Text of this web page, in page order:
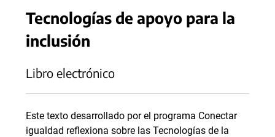
Tecnologías de apoyo para la
inclusión
Libro electrónico
Este texto desarrollado por el programa Conectar
igualdad reflexiona sobre las Tecnologías de la